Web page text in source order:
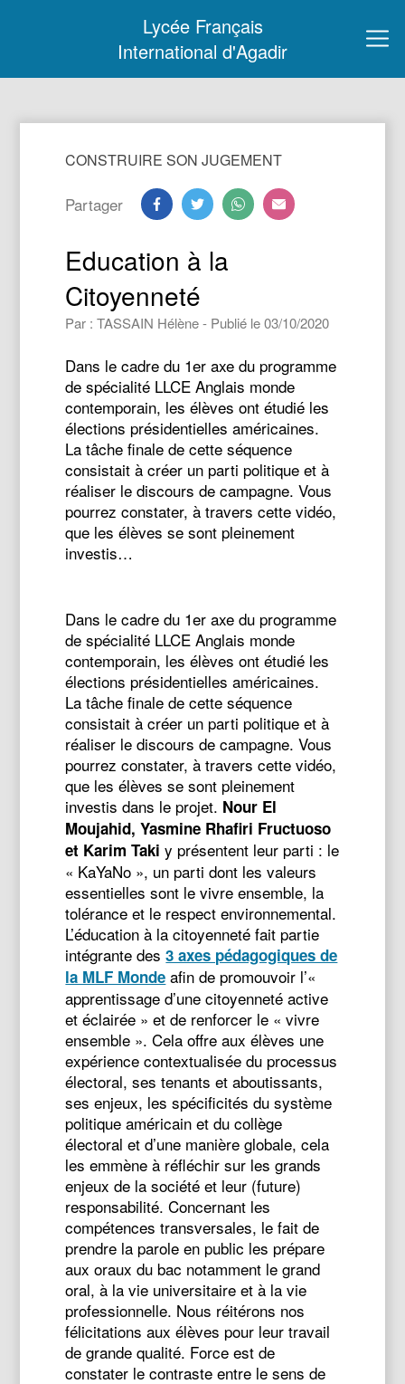
Lycée Français
International d'Agadir
CONSTRUIRE SON JUGEMENT
Partager
Education à la
Citoyenneté
Par : TASSAIN Hélène - Publié le 03/10/2020
Dans le cadre du 1er axe du programme
de spécialité LLCE Anglais monde
contemporain, les élèves ont étudié les
élections présidentielles américaines.
La tâche finale de cette séquence
consistait à créer un parti politique et à
réaliser le discours de campagne. Vous
pourrez constater, à travers cette vidéo,
que les élèves se sont pleinement
investis…
Dans le cadre du 1er axe du programme
de spécialité LLCE Anglais monde
contemporain, les élèves ont étudié les
élections présidentielles américaines.
La tâche finale de cette séquence
consistait à créer un parti politique et à
réaliser le discours de campagne. Vous
pourrez constater, à travers cette vidéo,
que les élèves se sont pleinement
investis dans le projet. Nour El
Moujahid, Yasmine Rhafiri Fructuoso
et Karim Taki y présentent leur parti : le
« KaYaNo », un parti dont les valeurs
essentielles sont le vivre ensemble, la
tolérance et le respect environnemental.
L’éducation à la citoyenneté fait partie
intégrante des3 axes pédagogiques de
la MLF Monde afin de promouvoir l’«
apprentissage d’une citoyenneté active
et éclairée » et de renforcer le « vivre
ensemble ». Cela offre aux élèves une
expérience contextualisée du processus
électoral, ses tenants et aboutissants,
ses enjeux, les spécificités du système
politique américain et du collège
électoral et d’une manière globale, cela
les emmène à réfléchir sur les grands
enjeux de la société et leur (future)
responsabilité. Concernant les
compétences transversales, le fait de
prendre la parole en public les prépare
aux oraux du bac notamment le grand
oral, à la vie universitaire et à la vie
professionnelle. Nous réitérons nos
félicitations aux élèves pour leur travail
de grande qualité. Force est de
constater le contraste entre le sens de